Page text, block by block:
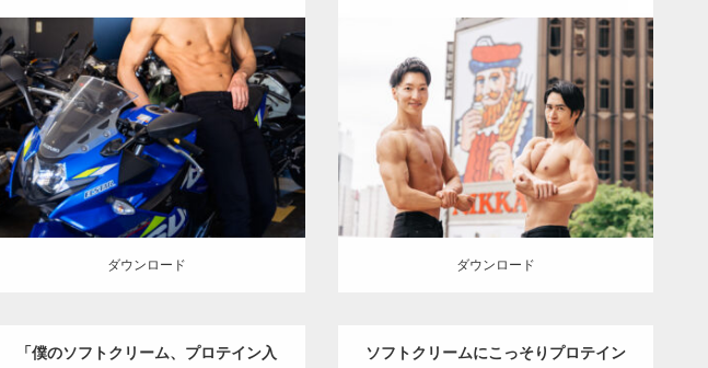
真）
Update:
2025.05.13
Category:バイク屋のマッチョ オレンジ
の人 AKIHITO(細マッチョ)
文京区
（東京）
ダウンロード
ダウンロード
Update:2026.07.21
Category:ココノススキノのマッチョ
オ
レンジの人
SOSUKEAKIHITO(細マッ
チョ) 大胸筋 肩 札幌（北海道）
ダウンロード
ダウンロード
「僕のソフトクリーム、プロテイン入 ソフトクリームにこっそりプロテイン